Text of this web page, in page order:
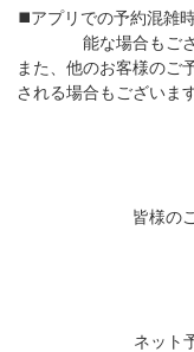
◼️アプリでの予約混雑
能な場合もご
また、他のお客様のご
される場合もございま
皆様の
ネット